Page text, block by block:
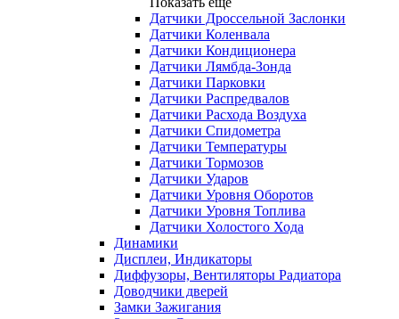
Датчики Дроссельной Заслонки
Датчики Коленвала
Датчики Кондиционера
Датчики Лямбда-Зонда
Датчики Парковки
Датчики Распредвалов
Датчики Расхода Воздуха
Датчики Спидометра
Датчики Температуры
Датчики Тормозов
Датчики Ударов
Датчики Уровня Оборотов
Датчики Уровня Топлива
Датчики Холостого Хода
Динамики
Дисплеи, Индикаторы
Диффузоры, Вентиляторы Радиатора
Доводчики дверей
Замки Зажигания